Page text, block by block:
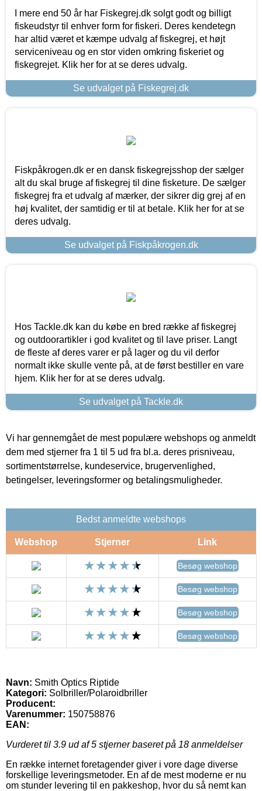
I mere end 50 år har Fiskegrej.dk solgt godt og billigt
fiskeudstyr til enhver form for fiskeri. Deres kendetegn
har altid været et kæmpe udvalg af fiskegrej, et højt
serviceniveau og en stor viden omkring fiskeriet og
fiskegrejet. Klik her for at se deres udvalg.
Se udvalget på Fiskegrej.dk
Fiskpåkrogen.dk er en dansk fiskegrejsshop der sælger
alt du skal bruge af fiskegrej til dine fisketure. De sælger
fiskegrej fra et udvalg af mærker, der sikrer dig grej af en
høj kvalitet, der samtidig er til at betale. Klik her for at se
deres udvalg.
Se udvalget på Fiskpåkrogen.dk
Hos Tackle.dk kan du købe en bred række af fiskegrej
og outdoorartikler i god kvalitet og til lave priser. Langt
de fleste af deres varer er på lager og du vil derfor
normalt ikke skulle vente på, at de først bestiller en vare
hjem. Klik her for at se deres udvalg.
Se udvalget på Tackle.dk
Vi har gennemgået de mest populære webshops og anmeldt
dem med stjerner fra 1 til 5 ud fra bl.a. deres prisniveau,
sortimentstørrelse, kundeservice, brugervenlighed,
betingelser, leveringsformer og betalingsmuligheder.
Bedst anmeldte webshops
Webshop Stjerner Link
Besøg webshop
Besøg webshop
Besøg webshop
Besøg webshop
Navn: Smith Optics Riptide
Kategori: Solbriller/Polaroidbriller
Producent:
Varenummer: 150758876
EAN:
Vurderet til 3.9 ud af 5 stjerner baseret på 18 anmeldelser
En række internet foretagender giver i vore dage diverse
forskellige leveringsmetoder. En af de mest moderne er nu
om stunder levering til en pakkeshop, hvor du så nemt kan